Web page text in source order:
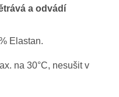
a odvádí
Elastan.
na 30°C, nesušit v